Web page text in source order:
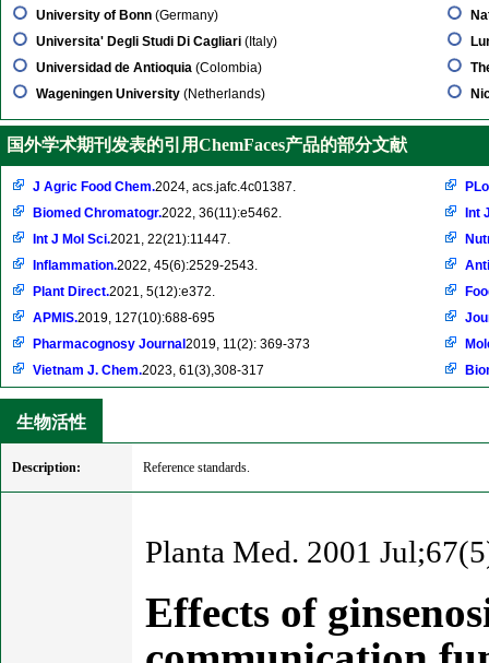
University of Bonn (Germany)
Universita' Degli Studi Di Cagliari (Italy)
Universidad de Antioquia (Colombia)
Wageningen University (Netherlands)
国外学术期刊发表的引用ChemFaces产品的部分文献
J Agric Food Chem.2024, acs.jafc.4c01387.
Biomed Chromatogr.2022, 36(11):e5462.
Int J Mol Sci.2021, 22(21):11447.
Inflammation.2022, 45(6):2529-2543.
Plant Direct.2021, 5(12):e372.
APMIS.2019, 127(10):688-695
Pharmacognosy Journal 2019, 11(2): 369-373
Vietnam J. Chem.2023, 61(3),308-317
Int
生物活性
Description: Reference standards.
Planta Med. 2001
Effects of